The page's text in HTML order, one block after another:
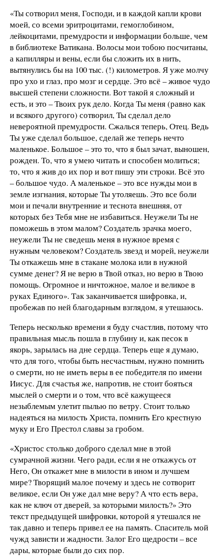
«Ты сотворил меня, Господи, и в каждой капли крови
моей, со всеми эритроцитами, гемоглобином,
лейкоцитами, премудрости и информации больше, чем
в библиотеке Ватикана. Волосы мои тобою посчитаны,
а капилляры и вены, если бы сложить их в нить,
вытянулись бы на 100 тыс. (!) километров. Я уже молчу
про ухо и глаз, про мозг и сердце. Это всё – живое чудо
высшей степени сложности. Вот такой я сложный и
есть, и это – Твоих рук дело. Когда Ты меня (равно как
и всякого другого) сотворил, Ты сделал дело
невероятной премудрости. Сжалься теперь, Отец. Ведь
Ты уже сделал большое, сделай же теперь нечто
маленькое. Большое – это то, что я был зачат, выношен,
рожден. То, что я умею читать и способен молиться;
то, что я жив до их пор и вот пишу эти строки. Всё это
– большое чудо. А маленькое – это все нужды мои в
земле изгнания, которые Ты утоляешь. Это все боли
мои и печали внутренние и теснота внешняя, от
которых без Тебя мне не избавиться. Неужели Ты не
поможешь в этом малом? Создатель зрачка моего,
неужели Ты не сведешь меня в нужное время с
нужным человеком? Создатель звезд и морей, неужели
Ты откажешь мне в стакане молока или в нужной
сумме денег? Я не верю в Твой отказ, но верю в Твою
помощь. Огромное и ничтожное, малое и великое в
руках Единого». Так заканчивается шифровка, и,
пробежав по ней благодарным взглядом, я утешаюсь.
Теперь несколько времени я буду счастлив, потому что
правильная мысль пошла в глубину и, как песок в
якорь, зарылась на дне сердца. Теперь еще я думаю,
что для того, чтобы быть несчастным, нужно помнить
о смерти, но не иметь веры в ее победителя по имени
Иисус. Для счастья же, напротив, не стоит бояться
мыслей о смерти и о том, что всё кажущееся
незыблемым улетит пылью по ветру. Стоит только
надеяться на милость Христа, помнить Его крестную
муку и Его Престол славы за гробом.
«Христос столько доброго сделал мне в этой
сумрачной жизни. Чего ради, если я не откажусь от
Него, Он откажет мне в милости в ином и лучшем
мире? Творящий малое почему и здесь не сотворит
великое, если Он уже дал мне веру? А что есть вера,
как не ключ от дверей, за которыми милость?» Это
текст предыдущей шифровки, которой я утешался не
так давно и теперь привел ее на память. Спаситель мой
чужд зависти и жадности. Залог Его щедрости – все
дары, которые были до сих пор.